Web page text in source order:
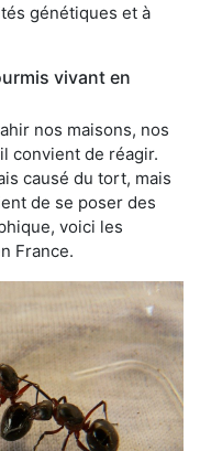
génétiques et à
vivant en
nos maisons, nos
convient de réagir.
causé du tort, mais
de se poser des
voici les
France.